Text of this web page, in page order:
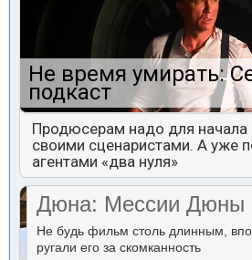
Не время умирать:
подкаст
Продюсерам надо для начала
своими сценаристами. А уже
агентами «два нуля»
Дюна: Мессии Дюны
Не будь фильм столь длинным,
ругали его за скомканность